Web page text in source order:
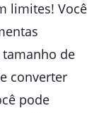
limites! Você
de
converter
pode